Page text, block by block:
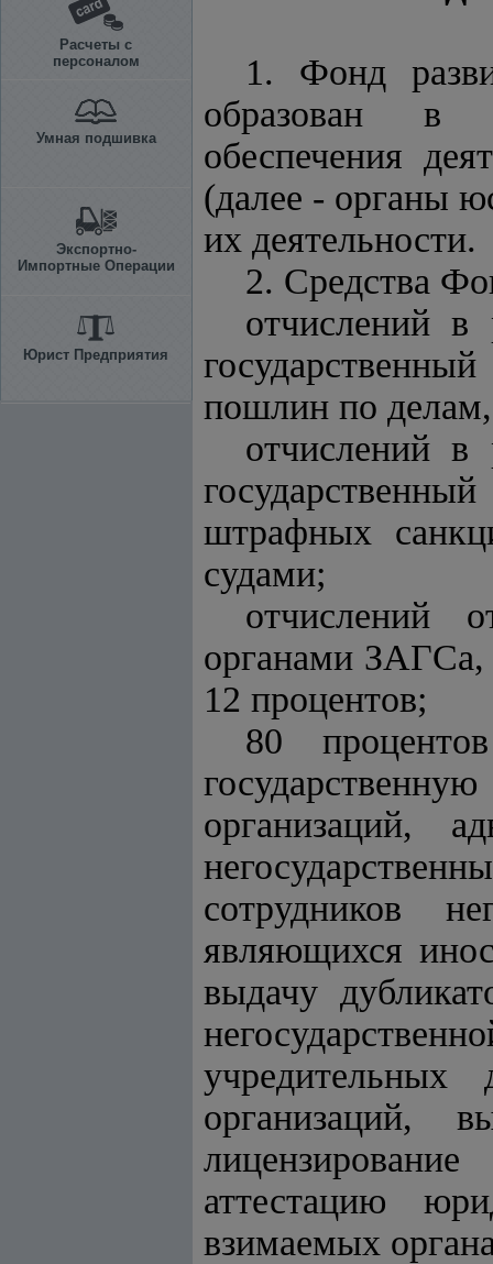
Расчеты с
персоналом
Умная подшивка
Экспортно-
Импортные Операции
Юрист Предприятия
1. Фонд
образован в
обеспечения
(далее - органы
их деятельности.
2. Средства
отчислений
пошлин по
отчислений
штрафных
судами;
отчислений
органами ЗАГСа
12 процентов;
80
организаций,
сотрудников
являющихся
выдачу
учредительных
организаций,
аттестацию
взимаемых